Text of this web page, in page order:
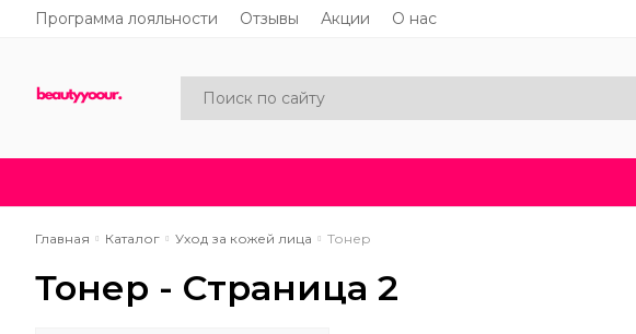
Программа лояльности Отзывы Акции О нас
Главная Каталог Уход за кожей лица Тонер
Тонер - Страница 2